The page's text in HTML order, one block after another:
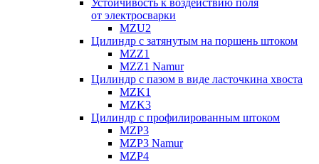
Устойчивость к воздействию поля
от электросварки
MZU2
Цилиндр с затянутым на поршень штоком
MZZ1
MZZ1 Namur
Цилиндр с пазом в виде ласточкина хвоста
MZK1
MZK3
Цилиндр с профилированным штоком
MZP3
MZP3 Namur
MZP4